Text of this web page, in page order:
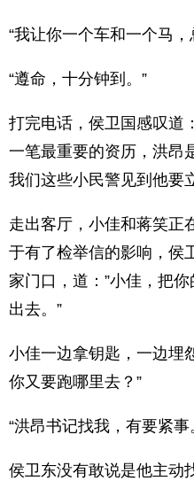
“我让你一个车和一个马，
“遵命，十分钟到。”
打完电话，侯卫国感叹道
一笔最重要的资历，洪昂
我们这些小民警见到他要
走出客厅，小佳和蒋笑正
于有了检举信的影响，侯
家门口，道：”小佳，把
出去。”
小佳一边拿钥匙，一边埋
你又要跑哪里去？”
“洪昂书记找我，有要紧事
侯卫东没有敢说是他主动